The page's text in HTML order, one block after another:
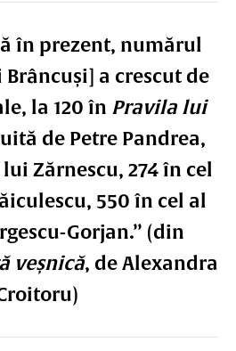
în prezent, numărul
a crescut de
la 120 în Pravila lui
de Petre Pandrea,
Zărnescu, 274 în cel
550 în cel al
Gorjan.” (din
veșnică, de Alexandra